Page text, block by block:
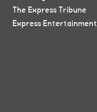
The Express Tribune
Express Entertainment